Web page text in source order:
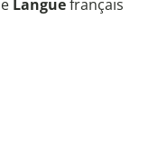
Languefrançais